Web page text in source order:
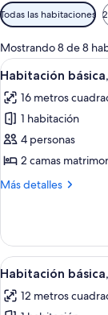
Filtros
disponibles
para
las
habitaciones
Todas las habitaciones
Mostrando 8 de 8
Abrir
todas
las
fotos
de
Habitación
básica,
matrimoniales
4
Habitación
16 metros
1 habitación
4 personas
2 camas
Más detalles
Más
básica,
camas
Abrir
todas
las
4
Habitación
12 metros